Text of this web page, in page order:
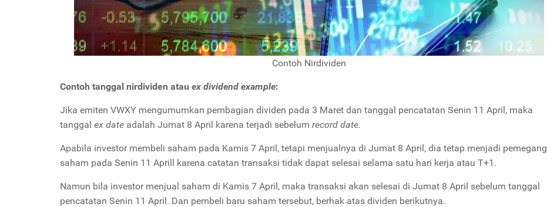
Contoh Nirdividen
Contoh tanggal nirdividen atau ex dividend example:
Jika emiten VWXY mengumumkan pembagian dividen pada 3 Maret dan tanggal pencatatan Senin 11 April, maka
tanggal ex date adalah Jumat 8 April karena terjadi sebelum record date.
Apabila investor membeli saham pada Kamis 7 April, tetapi menjualnya di Jumat 8 April, dia tetap menjadi pemegang
saham pada Senin 11 Aprill karena catatan transaksi tidak dapat selesai selama satu hari kerja atau T+1.
Namun bila investor menjual saham di Kamis 7 April, maka transaksi akan selesai di Jumat 8 April sebelum tanggal
pencatatan Senin 11 April. Dan pembeli baru saham tersebut, berhak atas dividen berikutnya.